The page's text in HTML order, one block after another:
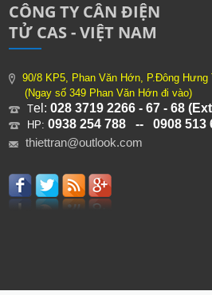
CÔNG TY CÂN ĐIỆN
TỬ CAS - VIỆT NAM
90/8 KP5, Phan Văn Hớn, P.Đông Hưng
(Ngay số 349 Phan Văn Hớn đi vào)
Tel:028 3719 2266 - 67 - 68
HP:0938 254 788 -- 0908 513
thiettran@outlook.com